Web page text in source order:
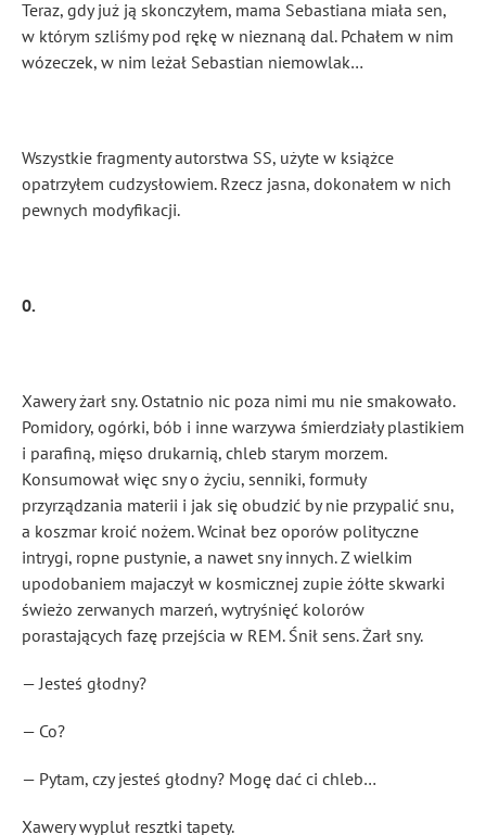
Teraz, gdy już ją skonczyłem, mama Sebastiana miała sen,
w którym szliśmy pod rękę w nieznaną dal. Pchałem w nim
wózeczek, w nim leżał Sebastian niemowlak…
Wszystkie fragmenty autorstwa SS, użyte w książce
opatrzyłem cudzysłowiem. Rzecz jasna, dokonałem w nich
pewnych modyfikacji.
0.
Xawery żarł sny. Ostatnio nic poza nimi mu nie smakowało.
Pomidory, ogórki, bób i inne warzywa śmierdziały plastikiem
i parafiną, mięso drukarnią, chleb starym morzem.
Konsumował więc sny o życiu, senniki, formuły
przyrządzania materii i jak się obudzić by nie przypalić snu,
a koszmar kroić nożem. Wcinał bez oporów polityczne
intrygi, ropne pustynie, a nawet sny innych. Z wielkim
upodobaniem majaczył w kosmicznej zupie żółte skwarki
świeżo zerwanych marzeń, wytryśnięć kolorów
porastających fazę przejścia w REM. Śnił sens. Żarł sny.
— Jesteś głodny?
— Co?
— Pytam, czy jesteś głodny? Mogę dać ci chleb…
Xawery wypluł resztki tapety.